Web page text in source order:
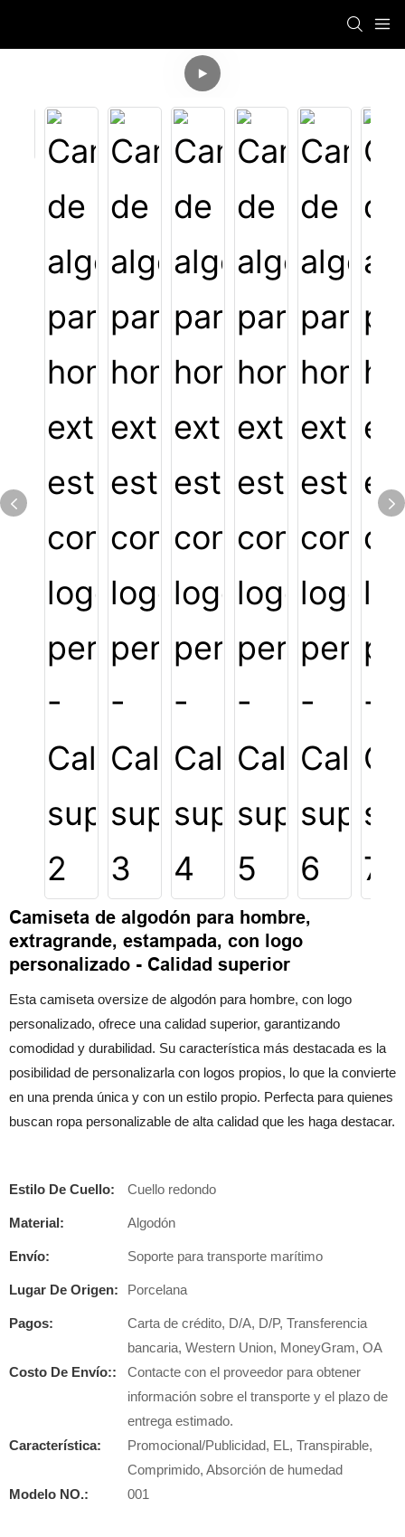
Camiseta de algodón para hombre,
extragrande, estampada, con logo
personalizado - Calidad superior
Esta camiseta oversize de algodón para hombre, con logo
personalizado, ofrece una calidad superior, garantizando
comodidad y durabilidad. Su característica más destacada es la
posibilidad de personalizarla con logos propios, lo que la convierte
en una prenda única y con un estilo propio. Perfecta para quienes
buscan ropa personalizable de alta calidad que les haga destacar.
Estilo De Cuello: Cuello redondo
Material: Algodón
Envío: Soporte para transporte marítimo
Lugar De Origen: Porcelana
Pagos:
Carta de crédito, D/A, D/P, Transferencia
bancaria, Western Union, MoneyGram, OA
Costo De Envío::
Contacte con el proveedor para obtener
información sobre el transporte y el plazo de
entrega estimado.
Característica:
Promocional/Publicidad, EL, Transpirable,
Comprimido, Absorción de humedad
Modelo NO.:
001